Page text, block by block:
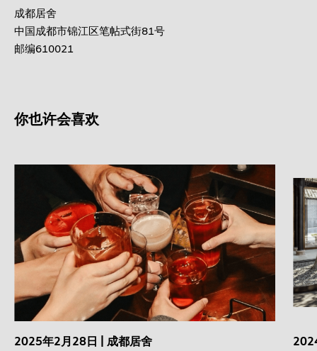
成都居舍
中国成都市锦江区笔帖式街81号
邮编610021
你也许会喜欢
2025年2月28日 | 成都居舍